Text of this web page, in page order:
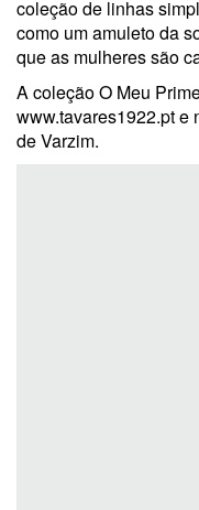
coleção de linhas
como um amuleto da
que as mulheres são
A coleção O Meu
www.tavares1922.pt e
de Varzim.